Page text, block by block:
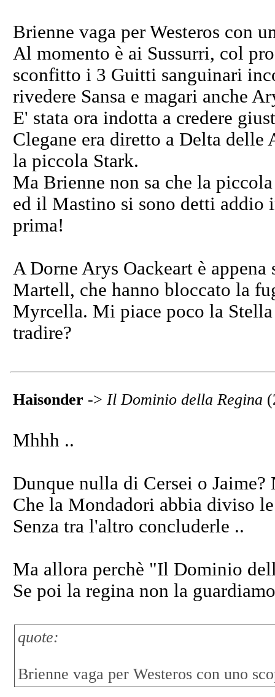
Brienne vaga per Westeros con
Al momento è ai Sussurri, col
sconfitto i 3 Guitti sanguinari
rivedere Sansa e magari anche
E' stata ora indotta a credere
Clegane era diretto a Delta delle
la piccola Stark.
Ma Brienne non sa che la
ed il Mastino si sono detti addio
prima!
A Dorne Arys Oackeart è
Martell, che hanno bloccato la
Myrcella. Mi piace poco la Stella
tradire?
Haisonder -> Il Dominio della Regina
Mhhh ..
Dunque nulla di Cersei o Jaime?
Che la Mondadori abbia diviso
Senza tra l'altro concluderle ..
Ma allora perchè "Il Dominio
Se poi la regina non la
quote:
Brienne vaga per Westeros con uno